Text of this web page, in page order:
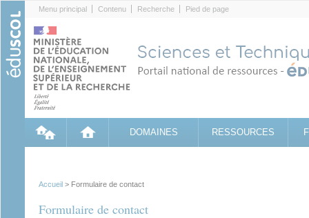
Menu principal Contenu Recherche Pied de page
DOMAINES RESSOURCES
Accueil > Formulaire de contact
Formulaire de contact